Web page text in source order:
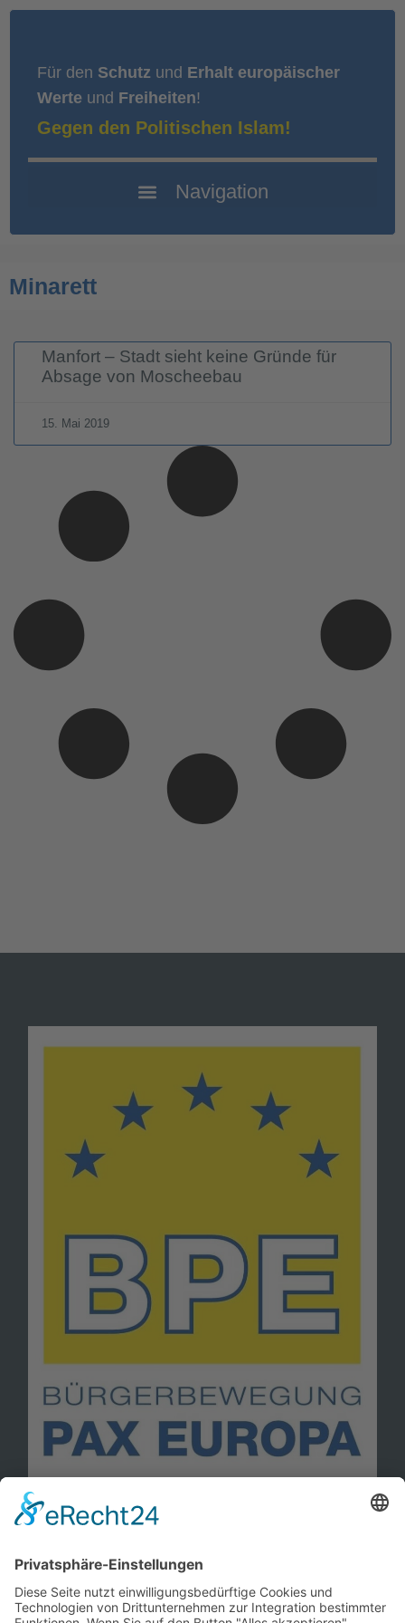
Für den Schutz und Erhalt europäischer
Werte und Freiheiten!
Gegen den Politischen Islam!
Minarett
Manfort – Stadt sieht keine Gründe für
Absage von Moscheebau
15. Mai 2019
Kontakt
Mitglied werden!